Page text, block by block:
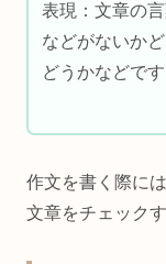
表現：文章の
などがないか
どうかなどです
作文を書く際に
文章をチェック